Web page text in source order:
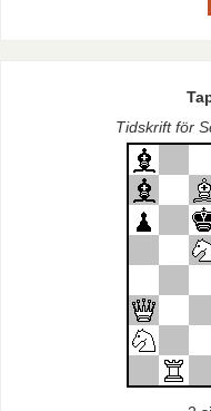
Tidskrift för